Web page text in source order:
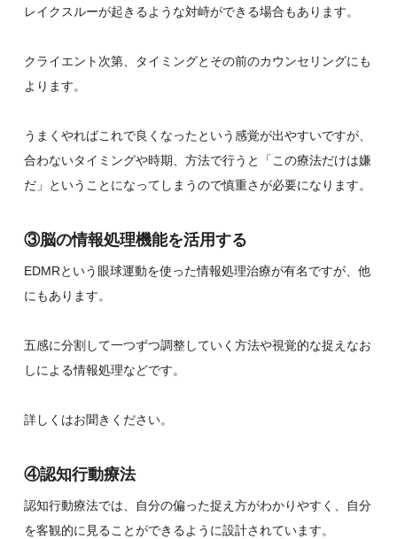
レイクスルーが起きるような対峙ができる場合もあります。
クライエント次第、タイミングとその前のカウンセリングにも
よります。
うまくやればこれで良くなったという感覚が出やすいですが、
合わないタイミングや時期、方法で行うと「この療法だけは嫌
だ」ということになってしまうので慎重さが必要になります。
③脳の情報処理機能を活用する
EDMRという眼球運動を使った情報処理治療が有名ですが、他
にもあります。
五感に分割して一つずつ調整していく方法や視覚的な捉えなお
しによる情報処理などです。
詳しくはお聞きください。
④認知行動療法
認知行動療法では、自分の偏った捉え方がわかりやすく、自分
を客観的に見ることができるように設計されています。